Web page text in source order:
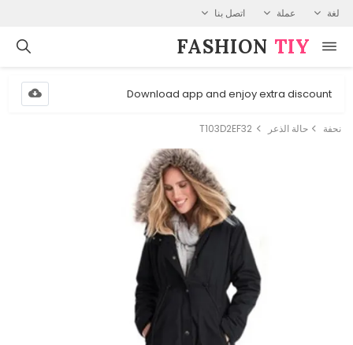
لغة عملة اتصل بنا
FASHION⁠ TIY
Download app and enjoy extra discount
نحفة حالة الذعر T103D2EF32